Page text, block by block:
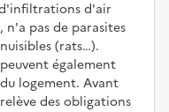
d'air
pas de parasites
(rats…).
également
logement. Avant
des obligations